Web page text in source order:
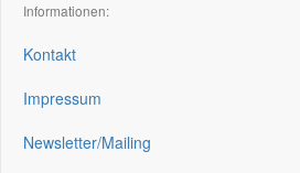
Informationen:
Kontakt
Impressum
Newsletter/Mailing